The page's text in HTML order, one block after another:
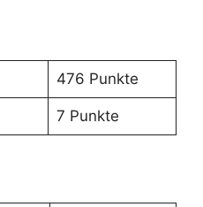
476 Punkte
7 Punkte